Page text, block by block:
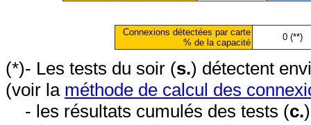
Connexions détectées par carte
% de la capacité
0 (**)
(*)- Les tests du soir (s.) détectent
(voir la méthode de calcul des
- les résultats cumulés des tests (c.